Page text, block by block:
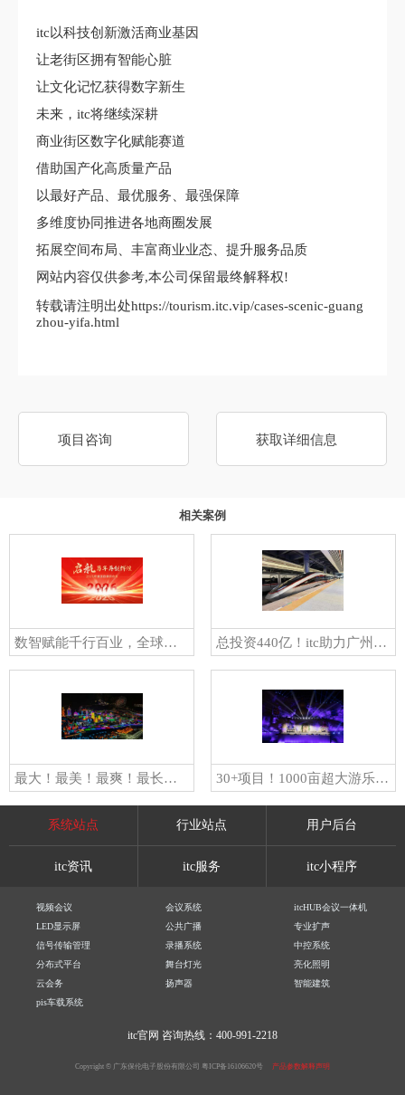
itc以科技创新激活商业基因
让老街区拥有智能心脏
让文化记忆获得数字新生
未来，itc将继续深耕
商业街区数字化赋能赛道
借助国产化高质量产品
以最好产品、最优服务、最强保障
多维度协同推进各地商圈发展
拓展空间布局、丰富商业业态、提升服务品质
网站内容仅供参考,本公司保留最终解释权!
转载请注明出处https://tourism.itc.vip/cases-scenic-guang
zhou-yifa.html
项目咨询 获取详细信息
相关案例
数智赋能千行百业，全球案例遍地开花！一起盘点itc保伦股份2025年度精品案例集锦 总投资440亿！itc助力广州白云站多个公共空间、会议室智能化建设！实现枢纽链四方，精彩“会”未来！
最大！最美！最爽！最长！最暖！ itc 在长春冰雪新天地等您！ 30+项目！1000亩超大游乐园！itc智慧文旅解决方案助力河北八仙葫芦园解锁全新游玩体验
系统站点 行业站点 用户后台
itc资讯 itc服务 itc小程序
视频会议 会议系统
itcHUB会议一体机
LED显示屏
公共广播
专业扩声
信号传输管理
录播系统
中控系统
分布式平台
舞台灯光
亮化照明
云会务
扬声器
智能建筑
pis车载系统
itc官网 咨询热线：400-991-2218
Copyright © 广东保伦电子股份有限公司 粤ICP备16106620号 产品参数解释声明